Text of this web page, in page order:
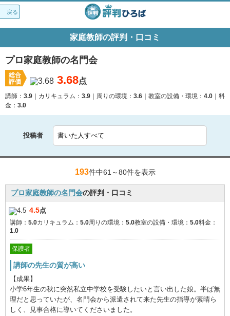
戻る
家庭教師の評判・口コミ
プロ家庭教師の名門会
総合
評価
3.68点
講師： 3.9 カリキュラム： 3.9 周りの環境： 3.6 教室の設備・環境： 4.0
料
金： 3.0
投稿者
193件中61～80件を表示
プロ家庭教師の名門会の評判・口コミ
4.5点
講師： 5.0カリキュラム： 5.0周りの環境： 5.0教室の設備・環境： 5.0料金：
1.0
保護者
講師の先生の質が高い
【成果】
小学6年生の秋に突然私立中学校を受験したいと言い出した娘。半ば無
理だと思っていたが、名門会から派遣されて来た先生の指導が素晴ら
しく、見事合格に導いてくださいました。